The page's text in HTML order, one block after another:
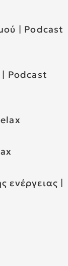
| Podcast
| Podcast
ενέργειας |